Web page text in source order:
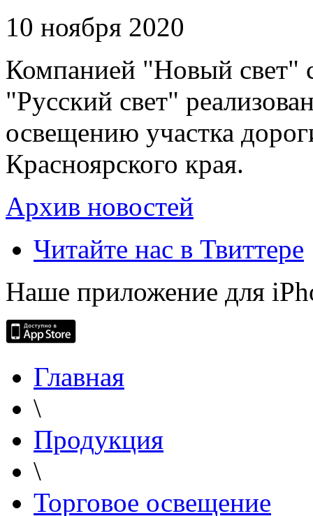
10 ноября 2020
Компанией "Новый свет"
"Русский свет"
освещению участка
Красноярского края.
Архив новостей
Читайте нас в Твиттере
Наше приложение для
Главная
\
Продукция
\
Торговое освещение